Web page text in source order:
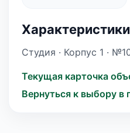
Студия · Корпус 1 ·
Текущая карточка
Вернуться к выбору в